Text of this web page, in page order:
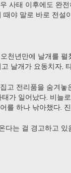
사태 이후에도 완
야 말로 바로 전설
천년만에 날개를
날개가 요동치자,
고 전리품을 숨겨
가 일어났다. 비늘
를 하나 낚아챘다.
다는 걸 경고하고